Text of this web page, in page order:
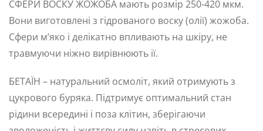
СФЕРИ ВОСКУ ЖОЖОБА мають розмір 250-420 мкм.
Вони виготовлені з гідрованого воску (олії) жожоба.
Сфери м’яко і делікатно впливають на шкіру, не
травмуючи ніжно вирівнюють ії.
БЕТАЇН – натуральний осмоліт, який отримують з
цукрового буряка. Підтримує оптимальний стан
рідини всередині і поза клітин, зберігаючи